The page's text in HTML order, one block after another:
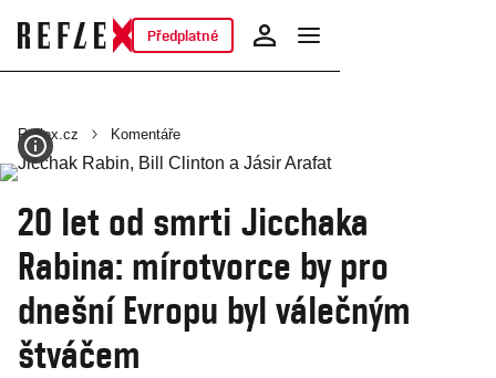
Předplatné
Reflex.cz Komentáře
20 let od smrti Jicchaka
Rabina: mírotvorce by pro
dnešní Evropu byl válečným
štváčem